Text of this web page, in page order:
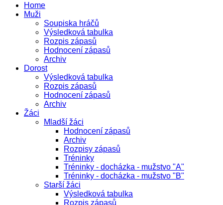
Home
Muži
Soupiska hráčů
Výsledková tabulka
Rozpis zápasů
Hodnocení zápasů
Archiv
Dorost
Výsledková tabulka
Rozpis zápasů
Hodnocení zápasů
Archiv
Žáci
Mladší žáci
Hodnocení zápasů
Archiv
Rozpisy zápasů
Tréninky
Tréninky - docházka - mužstvo "A"
Tréninky - docházka - mužstvo "B"
Starší žáci
Výsledková tabulka
Rozpis zápasů